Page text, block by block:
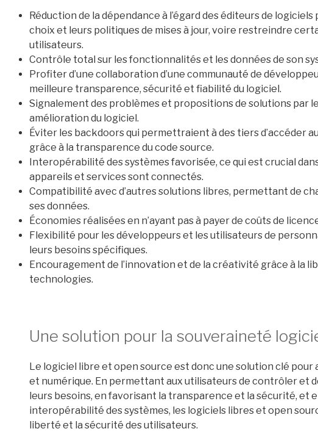
Réduction de la dépendance à l’égard des éditeurs de
choix et leurs politiques de mises à jour, voire restreindre
utilisateurs.
Contrôle total sur les fonctionnalités et les données de son
Profiter d’une collaboration d’une communauté de
meilleure transparence, sécurité et fiabilité du logiciel.
Signalement des problèmes et propositions de solutions par
amélioration du logiciel.
Éviter les backdoors qui permettraient à des tiers d’accéder
grâce à la transparence du code source.
Interopérabilité des systèmes favorisée, ce qui est crucial
appareils et services sont connectés.
Compatibilité avec d’autres solutions libres, permettant de
ses données.
Économies réalisées en n’ayant pas à payer de coûts de
Flexibilité pour les développeurs et les utilisateurs de
leurs besoins spécifiques.
Encouragement de l’innovation et de la créativité grâce à la
technologies.
Une solution pour la souveraineté
Le logiciel libre et open source est donc une solution clé
et numérique. En permettant aux utilisateurs de contrôler et
leurs besoins, en favorisant la transparence et la sécurité, et
interopérabilité des systèmes, les logiciels libres et open
liberté et la sécurité des utilisateurs.